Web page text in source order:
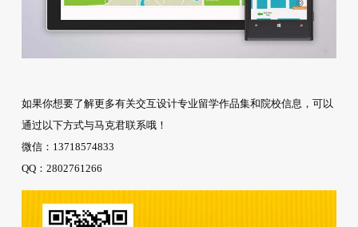
如果你想要了解更多有关交互设计专业留学作品集和院校信息，可以
通过以下方式与马克君联系哦！
微信：13718574833
QQ：2802761266